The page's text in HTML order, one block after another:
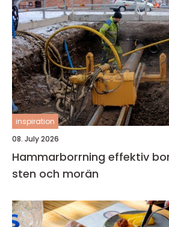
inspiration
08. July 2026
Hammarborrning effektiv borrning i berg,
sten och morän